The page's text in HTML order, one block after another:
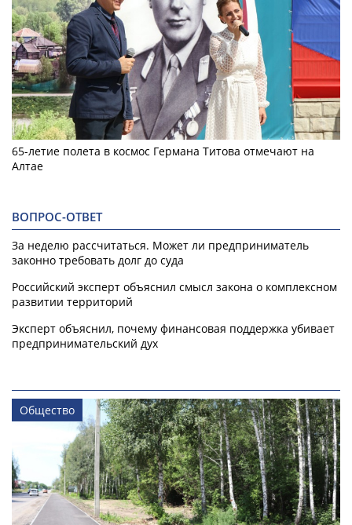
65-летие полета в космос Германа Титова отмечают на
Алтае
ВОПРОС-ОТВЕТ
За неделю рассчитаться. Может ли предприниматель
законно требовать долг до суда
Российский эксперт объяснил смысл закона о комплексном
развитии территорий
Эксперт объяснил, почему финансовая поддержка убивает
предпринимательский дух
Общество